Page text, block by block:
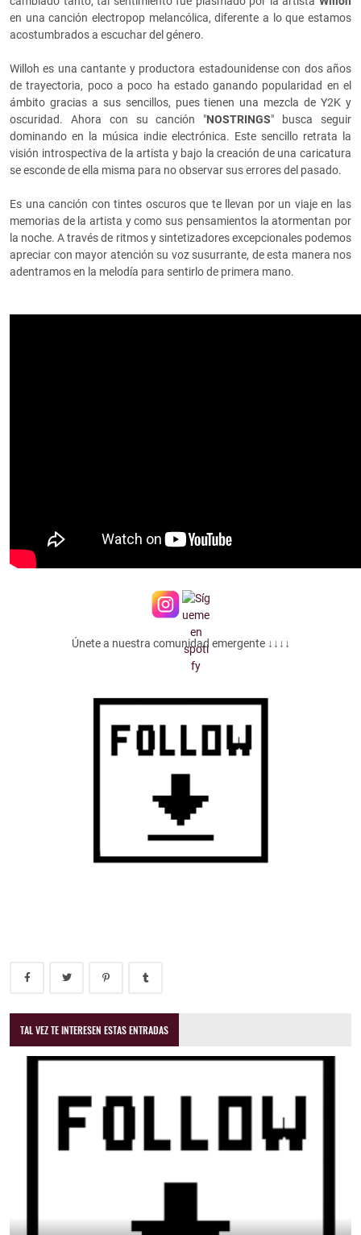
en una canción electropop melancólica, diferente a lo que estamos
acostumbrados a escuchar del género.
Willoh es una cantante y productora estadounidense con dos años
de trayectoria, poco a poco ha estado ganando popularidad en el
ámbito gracias a sus sencillos, pues tienen una mezcla de Y2K y
oscuridad. Ahora con su canción "NOSTRINGS" busca seguir
dominando en la música indie electrónica. Este sencillo retrata la
visión introspectiva de la artista y bajo la creación de una caricatura
se esconde de ella misma para no observar sus errores del pasado.
Es una canción con tintes oscuros que te llevan por un viaje en las
memorias de la artista y como sus pensamientos la atormentan por
la noche. A través de ritmos y sintetizadores excepcionales podemos
apreciar con mayor atención su voz susurrante, de esta manera nos
adentramos en la melodía para sentirlo de primera mano.
Únete a nuestra comunidad emergente ↓↓↓↓
TAL VEZ TE INTERESEN ESTAS ENTRADAS